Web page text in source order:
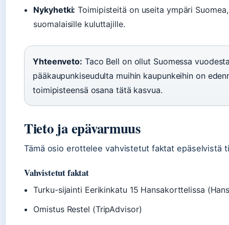
Nykyhetki: Toimipisteitä on useita ympäri
suomalaisille kuluttajille.
Yhteenveto: Taco Bell on ollut Suomessa
pääkaupunkiseudulta muihin kaupunkeihin on
toimipisteensä osana tätä kasvua.
Tieto ja epävarmuus
Tämä osio erottelee vahvistetut faktat epäselvistä
Vahvistetut faktat
Turku-sijainti Eerikinkatu 15 Hansakorttelissa
Omistus Restel (TripAdvisor)